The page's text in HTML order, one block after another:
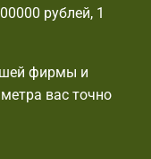
рублей, 1
фирмы и
вас точно